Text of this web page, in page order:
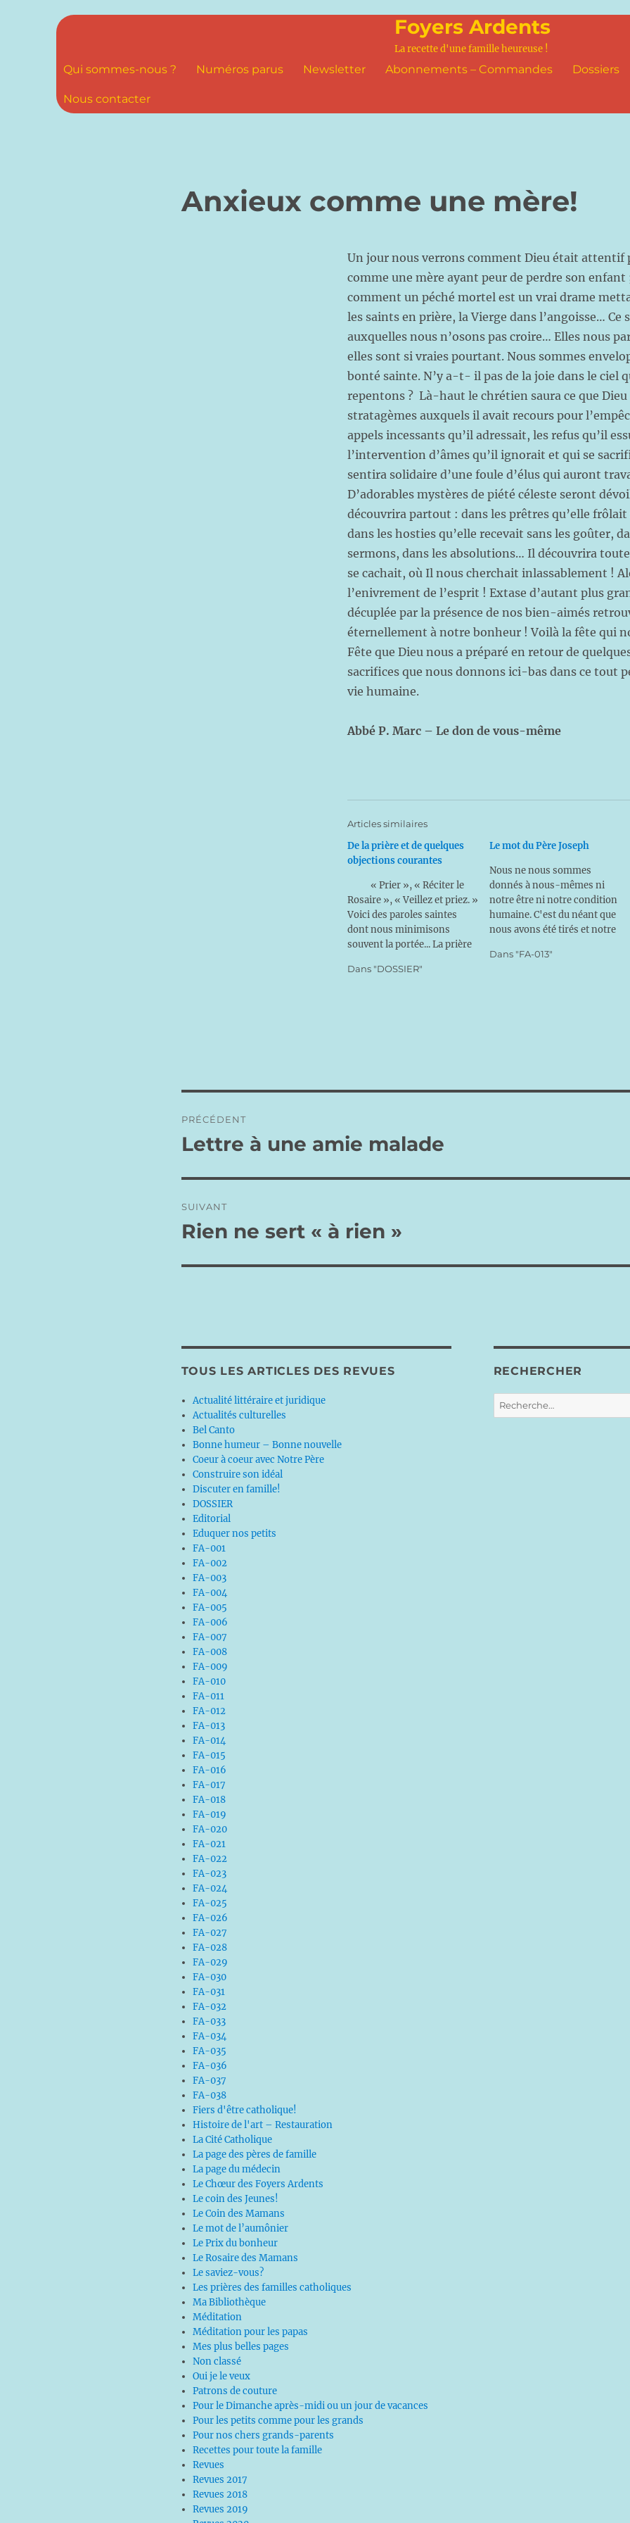
Foyers Ardents
La recette d'une famille heureuse !
Qui sommes-nous ? Numéros parus Newsletter Abonnements – Commandes Dossiers
Nous contacter
Anxieux comme une mère!
Un jour nous verrons comment Dieu était attentif
comme une mère ayant peur de perdre son
comment un péché mortel est un vrai drame
les saints en prière, la Vierge dans l’angoisse… Ce
auxquelles nous n’osons pas croire… Elles nous
elles sont si vraies pourtant. Nous sommes
bonté sainte. N’y a-t- il pas de la joie dans le ciel
repentons ? Là-haut le chrétien saura ce que
stratagèmes auxquels il avait recours pour
appels incessants qu’il adressait, les refus qu’il
l’intervention d’âmes qu’il ignorait et qui se
sentira solidaire d’une foule d’élus qui auront
D’adorables mystères de piété céleste seront
découvrira partout : dans les prêtres qu’elle frôlait
dans les hosties qu’elle recevait sans les goûter,
sermons, dans les absolutions… Il découvrira
se cachait, où Il nous cherchait inlassablement !
l’enivrement de l’esprit ! Extase d’autant plus
décuplée par la présence de nos bien-aimés
éternellement à notre bonheur ! Voilà la fête qui
Fête que Dieu nous a préparé en retour de
sacrifices que nous donnons ici-bas dans ce tout
vie humaine.
Abbé P. Marc – Le don de vous-même
Articles similaires
De la prière et de quelques
objections courantes
« Prier », « Réciter le
Rosaire », « Veillez et priez. »
Voici des paroles saintes
dont nous minimisons
souvent la portée... La prière
cœur de Dieu mais il faut
Dans "DOSSIER"
Le mot du Père Joseph
Nous ne nous sommes
donnés à nous-mêmes ni
notre être ni notre condition
humaine. C'est du néant que
nous avons été tirés et notre
par la Toute-Puissance
Dans "FA-013"
de
PRÉCÉDENT
Publication
Lettre à une amie malade
SUIVANT
Publication
Rien ne sert « à rien »
TOUS LES ARTICLES DES REVUES
Actualité littéraire et juridique
Actualités culturelles
Bel Canto
Bonne humeur – Bonne nouvelle
Coeur à coeur avec Notre Père
Construire son idéal
Discuter en famille!
DOSSIER
Editorial
Eduquer nos petits
FA-001
FA-002
FA-003
FA-004
FA-005
FA-006
FA-007
FA-008
FA-009
FA-010
FA-011
FA-012
FA-013
FA-014
FA-015
FA-016
FA-017
FA-018
FA-019
FA-020
FA-021
FA-022
FA-023
FA-024
FA-025
FA-026
FA-027
FA-028
FA-029
FA-030
FA-031
FA-032
FA-033
FA-034
FA-035
FA-036
FA-037
FA-038
Fiers d'être catholique!
Histoire de l'art – Restauration
La Cité Catholique
La page des pères de famille
La page du médecin
Le Chœur des Foyers Ardents
Le coin des Jeunes!
Le Coin des Mamans
Le mot de l’aumônier
Le Prix du bonheur
Le Rosaire des Mamans
Le saviez-vous?
Les prières des familles catholiques
Ma Bibliothèque
Méditation
Méditation pour les papas
Mes plus belles pages
Non classé
Oui je le veux
Patrons de couture
Pour le Dimanche après-midi ou un jour de vacances
Pour les petits comme pour les grands
Pour nos chers grands-parents
Recettes pour toute la famille
Revues
Revues 2017
Revues 2018
Revues 2019
RECHERCHER
Recherche
pour :